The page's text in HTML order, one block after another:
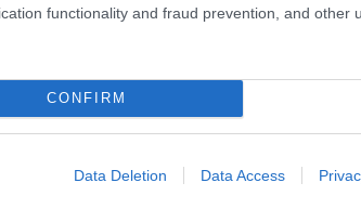
functionality and fraud prevention, and other
CONFIRM
Data Deletion Data Access